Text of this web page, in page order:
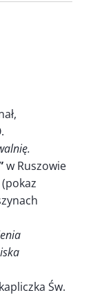
w Ruszowie
Św.